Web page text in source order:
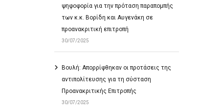
ψηφοφορία για την πρόταση παραπομπής
των κ.κ. Βορίδη και Αυγενάκη σε
προανακριτική επιτροπή
30/07/2025
Βουλή: Απορρίφθηκαν οι προτάσεις της
αντιπολίτευσης για τη σύσταση
Προανακριτικής Επιτροπής
30/07/2025